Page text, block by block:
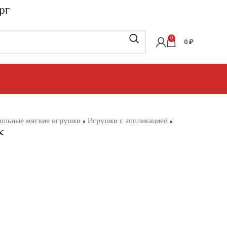
0
0 ₽
мягкие игрушки » Игрушки с аппликацией »